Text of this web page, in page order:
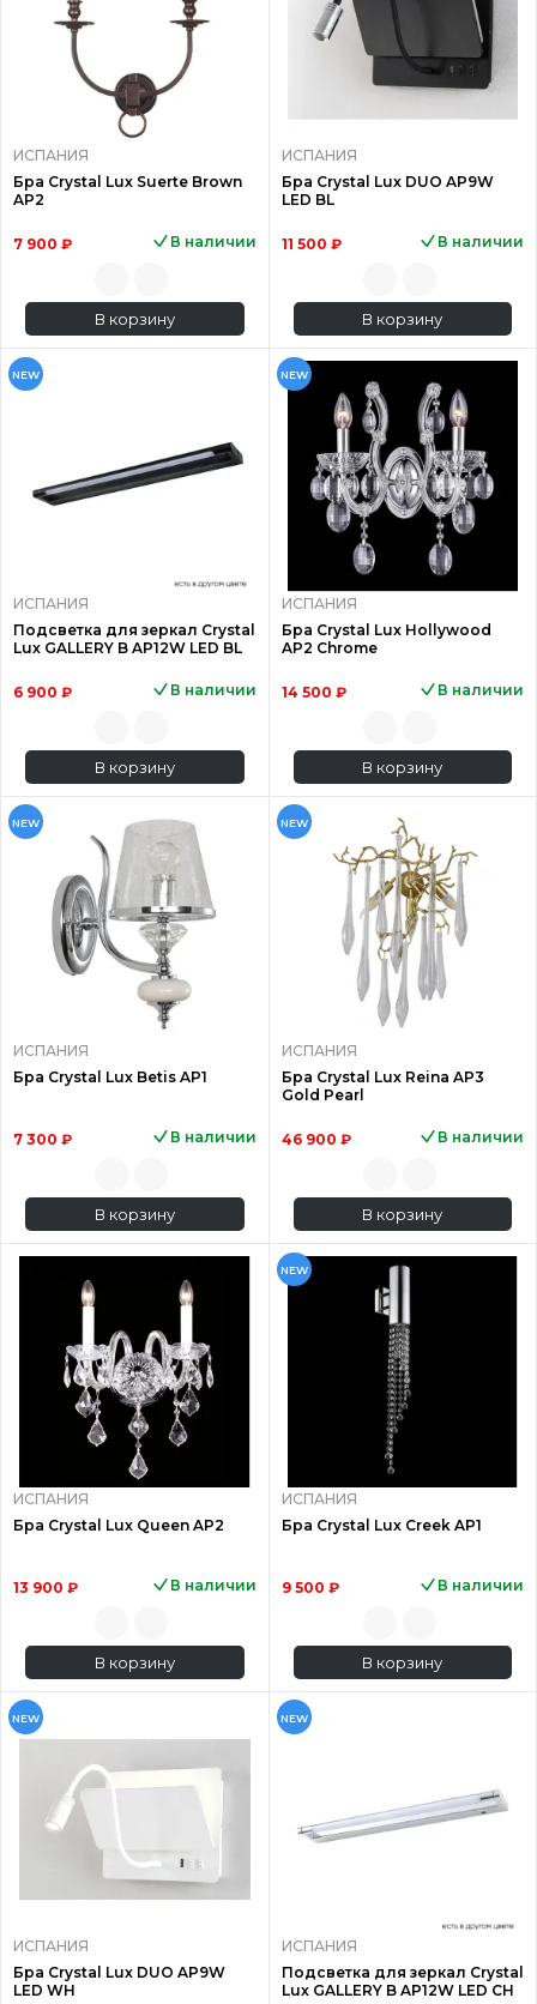
ИСПАНИЯ
Бра Crystal Lux Suerte Brown
AP2
7 900 ₽ В наличии
В корзину
ИСПАНИЯ
Бра Crystal Lux DUO AP9W
LED BL
11 500 ₽ В наличии
В корзину
NEW
ИСПАНИЯ
Подсветка для зеркал Crystal
Lux GALLERY B AP12W LED BL
6 900 ₽ В наличии
В корзину
NEW
ИСПАНИЯ
Бра Crystal Lux Hollywood
AP2 Chrome
14 500 ₽ В наличии
В корзину
NEW
ИСПАНИЯ
Бра Crystal Lux Betis AP1
7 300 ₽ В наличии
В корзину
NEW
ИСПАНИЯ
Бра Crystal Lux Reina AP3
Gold Pearl
46 900 ₽ В наличии
В корзину
ИСПАНИЯ
Бра Crystal Lux Queen AP2
13 900 ₽ В наличии
В корзину
NEW
ИСПАНИЯ
Бра Crystal Lux Creek AP1
9 500 ₽ В наличии
В корзину
NEW
ИСПАНИЯ
Бра Crystal Lux DUO AP9W
LED WH
NEW
ИСПАНИЯ
Подсветка для зеркал Crystal
Lux GALLERY B AP12W LED CH